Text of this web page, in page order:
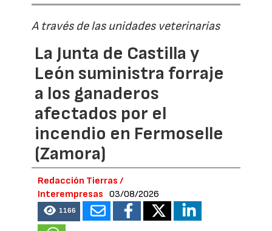
A través de las unidades veterinarias
La Junta de Castilla y
León suministra forraje
a los ganaderos
afectados por el
incendio en Fermoselle
(Zamora)
Redacción Tierras /
Interempresas
03/08/2026
1166